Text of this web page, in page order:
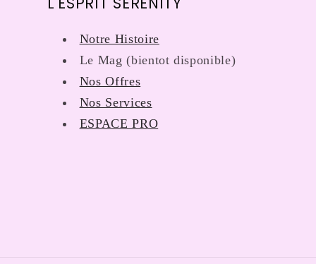
Notre Histoire
Le Mag (bientot disponible)
Nos Offres
Nos Services
ESPACE PRO